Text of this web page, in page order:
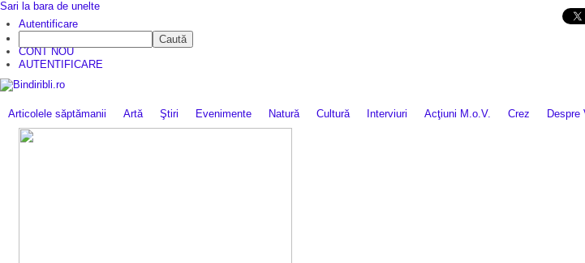
CONT NOU
AUTENTIFICARE
Articolele săptămanii Artă Ştiri Evenimente Natură Cultură Interviuri Acţiuni M.o.V. Crez Despre
Sari la bara de unelte
Autentificare
Caută